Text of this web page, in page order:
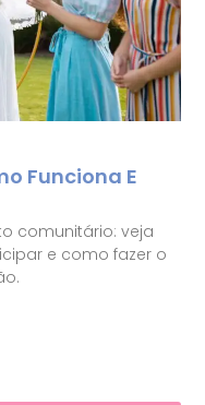
Funciona E
comunitário: veja
e como fazer o